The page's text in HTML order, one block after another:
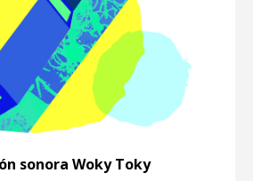
sonora Woky Toky